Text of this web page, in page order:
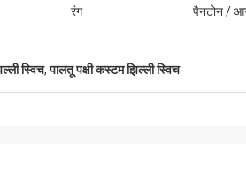
और गुणवत्ता ने हमें प्रभावित किया। वे हमारे
धन्यवाद!
रंग पैनटोन /
स्विच,पालतू पक्षी कस्टम झिल्ली स्विच